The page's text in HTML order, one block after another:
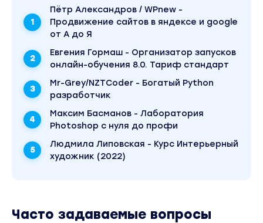
Пётр Александров / WPnew -
Продвижение сайтов в яндексе и google
от А до Я
Евгения Гормаш - Организатор запусков
онлайн-обучения 8.0. Тариф стандарт
Mr-Grey/NZTCoder - Богатый Python
разработчик
Максим Басманов - Лаборатория
Photoshop с нуля до профи
Людмила Липовская - Курс Интерьерный
художник (2022)
Часто задаваемые вопросы